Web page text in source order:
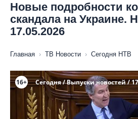
Новые подробности
скандала на Украине.
17.05.2026
Главная › ТВ Новости › Сегодня НТВ